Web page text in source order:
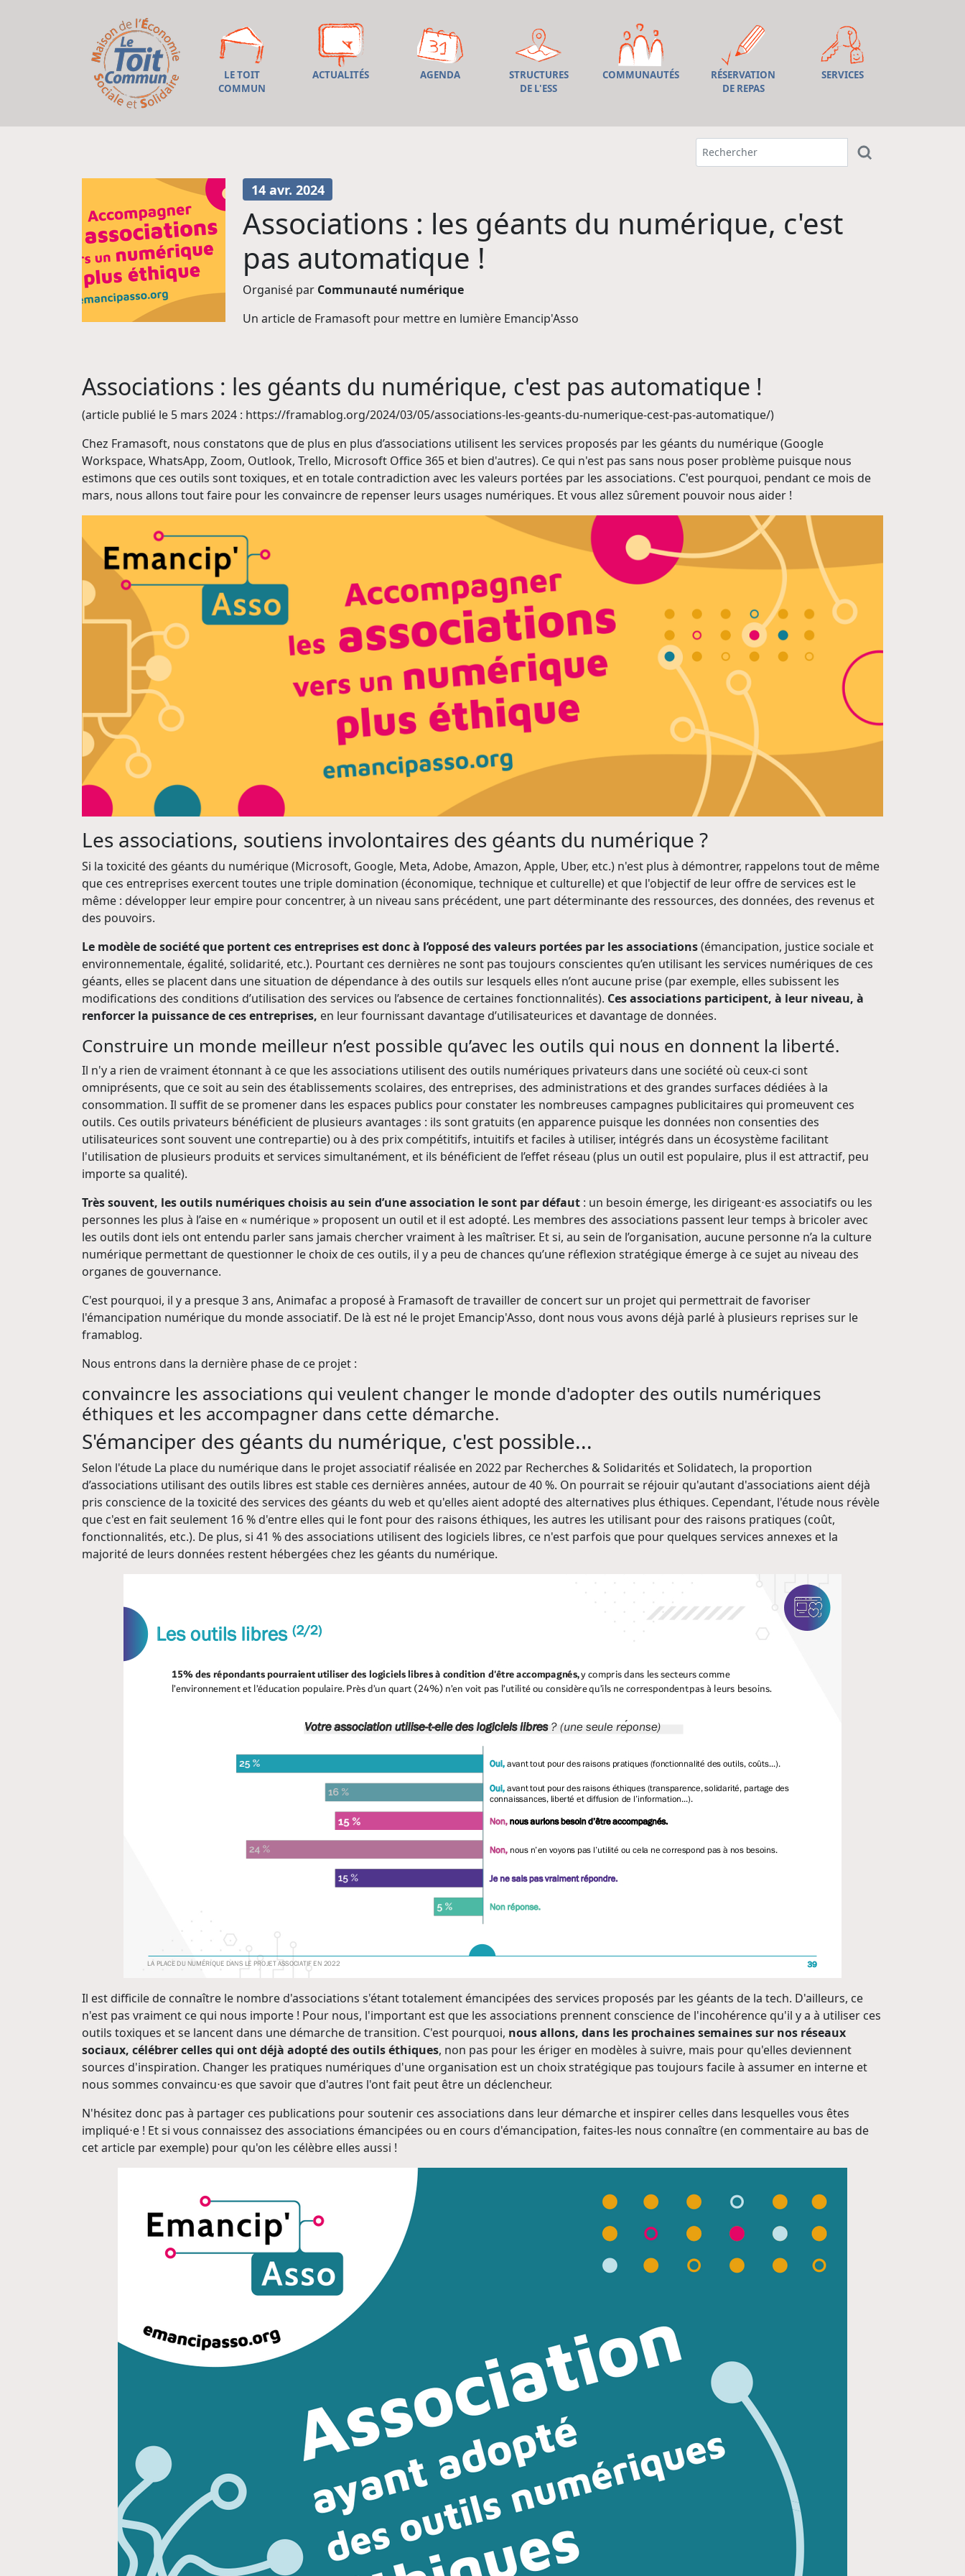
LE TOIT
COMMUN
ACTUALITÉS AGENDA
STRUCTURES
DE L'ESS
COMMUNAUTÉS
RÉSERVATION
DE REPAS
SERVICES
14 avr. 2024
Associations : les géants du numérique, c'est
pas automatique !
Organisé par Communauté numérique
Un article de Framasoft pour mettre en lumière Emancip'Asso
Associations : les géants du numérique, c'est pas automatique !
(article publié le 5 mars 2024 : https://framablog.org/2024/03/05/associations-les-geants-du-numerique-cest-pas-automatique/)
Chez Framasoft, nous constatons que de plus en plus d’associations utilisent les services proposés par les géants du numérique (Google
Workspace, WhatsApp, Zoom, Outlook, Trello, Microsoft Office 365 et bien d'autres). Ce qui n'est pas sans nous poser problème puisque nous
estimons que ces outils sont toxiques, et en totale contradiction avec les valeurs portées par les associations. C'est pourquoi, pendant ce mois de
mars, nous allons tout faire pour les convaincre de repenser leurs usages numériques. Et vous allez sûrement pouvoir nous aider !
Les associations, soutiens involontaires des géants du numérique ?
Si la toxicité des géants du numérique (Microsoft, Google, Meta, Adobe, Amazon, Apple, Uber, etc.) n'est plus à démontrer, rappelons tout de même
que ces entreprises exercent toutes une triple domination (économique, technique et culturelle) et que l'objectif de leur offre de services est le
même : développer leur empire pour concentrer, à un niveau sans précédent, une part déterminante des ressources, des données, des revenus et
des pouvoirs.
Le modèle de société que portent ces entreprises est donc à l’opposé des valeurs portées par les associations(émancipation, justice sociale et
environnementale, égalité, solidarité, etc.). Pourtant ces dernières ne sont pas toujours conscientes qu’en utilisant les services numériques de ces
géants, elles se placent dans une situation de dépendance à des outils sur lesquels elles n’ont aucune prise (par exemple, elles subissent les
modifications des conditions d’utilisation des services ou l’absence de certaines fonctionnalités). Ces associations participent, à leur niveau, à
renforcer la puissance de ces entreprises, en leur fournissant davantage d’utilisateurices et davantage de données.
Construire un monde meilleur n’est possible qu’avec les outils qui nous en donnent la liberté.
Il n'y a rien de vraiment étonnant à ce que les associations utilisent des outils numériques privateurs dans une société où ceux-ci sont
omniprésents, que ce soit au sein des établissements scolaires, des entreprises, des administrations et des grandes surfaces dédiées à la
consommation. Il suffit de se promener dans les espaces publics pour constater les nombreuses campagnes publicitaires qui promeuvent ces
outils. Ces outils privateurs bénéficient de plusieurs avantages : ils sont gratuits (en apparence puisque les données non consenties des
utilisateurices sont souvent une contrepartie) ou à des prix compétitifs, intuitifs et faciles à utiliser, intégrés dans un écosystème facilitant
l'utilisation de plusieurs produits et services simultanément, et ils bénéficient de l’effet réseau (plus un outil est populaire, plus il est attractif, peu
importe sa qualité).
Très souvent, les outils numériques choisis au sein d’une association le sont par défaut : un besoin émerge, les dirigeant⋅es associatifs ou les
personnes les plus à l’aise en « numérique » proposent un outil et il est adopté. Les membres des associations passent leur temps à bricoler avec
les outils dont iels ont entendu parler sans jamais chercher vraiment à les maîtriser. Et si, au sein de l’organisation, aucune personne n’a la culture
numérique permettant de questionner le choix de ces outils, il y a peu de chances qu’une réflexion stratégique émerge à ce sujet au niveau des
organes de gouvernance.
C'est pourquoi, il y a presque 3 ans, Animafac a proposé à Framasoft de travailler de concert sur un projet qui permettrait de favoriser
l'émancipation numérique du monde associatif. De là est né le projet Emancip'Asso, dont nous vous avons déjà parlé à plusieurs reprises sur le
framablog.
Nous entrons dans la dernière phase de ce projet :
convaincre les associations qui veulent changer le monde d'adopter des outils numériques
éthiques et les accompagner dans cette démarche.
S'émanciper des géants du numérique, c'est possible...
Selon l'étude La place du numérique dans le projet associatif réalisée en 2022 par Recherches & Solidarités et Solidatech, la proportion
d’associations utilisant des outils libres est stable ces dernières années, autour de 40 %. On pourrait se réjouir qu'autant d'associations aient déjà
pris conscience de la toxicité des services des géants du web et qu'elles aient adopté des alternatives plus éthiques. Cependant, l'étude nous révèle
que c'est en fait seulement 16 % d'entre elles qui le font pour des raisons éthiques, les autres les utilisant pour des raisons pratiques (coût,
fonctionnalités, etc.). De plus, si 41 % des associations utilisent des logiciels libres, ce n'est parfois que pour quelques services annexes et la
majorité de leurs données restent hébergées chez les géants du numérique.
Il est difficile de connaître le nombre d'associations s'étant totalement émancipées des services proposés par les géants de la tech. D'ailleurs, ce
n'est pas vraiment ce qui nous importe ! Pour nous, l'important est que les associations prennent conscience de l'incohérence qu'il y a à utiliser ces
outils toxiques et se lancent dans une démarche de transition. C'est pourquoi, nous allons, dans les prochaines semaines sur nos réseaux
sociaux, célébrer celles qui ont déjà adopté des outils éthiques, non pas pour les ériger en modèles à suivre, mais pour qu'elles deviennent
sources d'inspiration. Changer les pratiques numériques d'une organisation est un choix stratégique pas toujours facile à assumer en interne et
nous sommes convaincu⋅es que savoir que d'autres l'ont fait peut être un déclencheur.
N'hésitez donc pas à partager ces publications pour soutenir ces associations dans leur démarche et inspirer celles dans lesquelles vous êtes
impliqué⋅e ! Et si vous connaissez des associations émancipées ou en cours d'émancipation, faites-les nous connaître (en commentaire au bas de
cet article par exemple) pour qu'on les célèbre elles aussi !